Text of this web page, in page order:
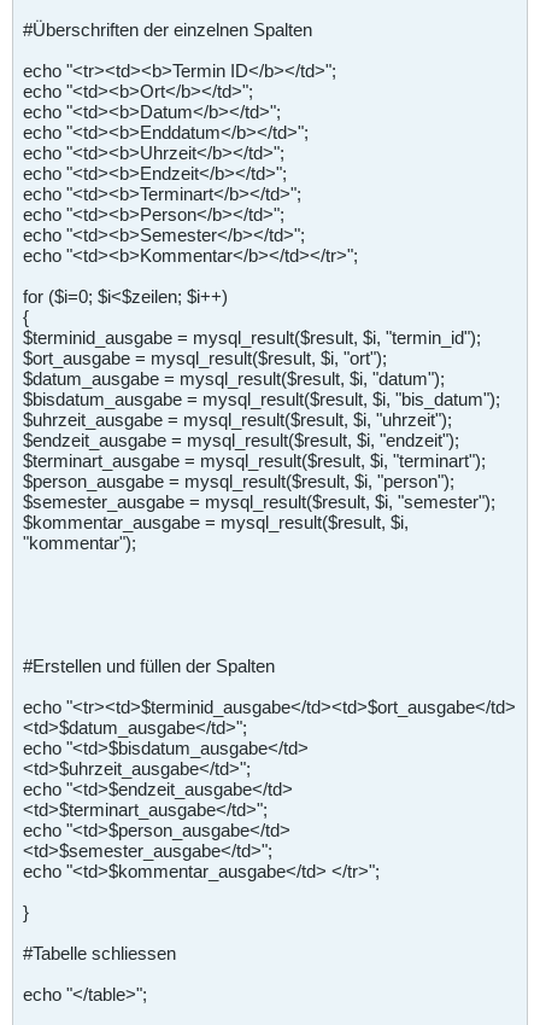
#Überschriften der einzelnen Spalten
echo "<tr><td><b>Termin ID</b></td>";
echo "<td><b>Ort</b></td>";
echo "<td><b>Datum</b></td>";
echo "<td><b>Enddatum</b></td>";
echo "<td><b>Uhrzeit</b></td>";
echo "<td><b>Endzeit</b></td>";
echo "<td><b>Terminart</b></td>";
echo "<td><b>Person</b></td>";
echo "<td><b>Semester</b></td>";
echo "<td><b>Kommentar</b></td></tr>";
for ($i=0; $i<$zeilen; $i++)
{
$terminid_ausgabe = mysql_result($result, $i, "termin_id");
$ort_ausgabe = mysql_result($result, $i, "ort");
$datum_ausgabe = mysql_result($result, $i, "datum");
$bisdatum_ausgabe = mysql_result($result, $i, "bis_datum");
$uhrzeit_ausgabe = mysql_result($result, $i, "uhrzeit");
$endzeit_ausgabe = mysql_result($result, $i, "endzeit");
$terminart_ausgabe = mysql_result($result, $i, "terminart");
$person_ausgabe = mysql_result($result, $i, "person");
$semester_ausgabe = mysql_result($result, $i, "semester");
$kommentar_ausgabe = mysql_result($result, $i,
"kommentar");
#Erstellen und füllen der Spalten
echo "<tr><td>$terminid_ausgabe</td><td>$ort_ausgabe</td>
<td>$datum_ausgabe</td>";
echo "<td>$bisdatum_ausgabe</td>
<td>$uhrzeit_ausgabe</td>";
echo "<td>$endzeit_ausgabe</td>
<td>$terminart_ausgabe</td>";
echo "<td>$person_ausgabe</td>
<td>$semester_ausgabe</td>";
echo "<td>$kommentar_ausgabe</td> </tr>";
}
#Tabelle schliessen
echo "</table>";